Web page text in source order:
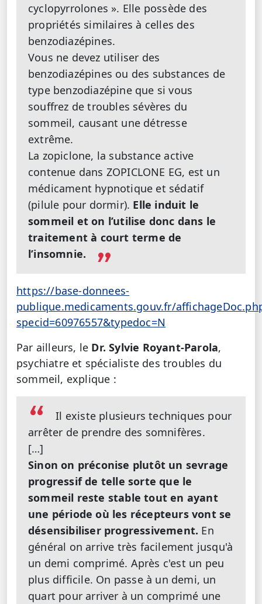
cyclopyrrolones ». Elle possède des
propriétés similaires à celles des
benzodiazépines.
Vous ne devez utiliser des
benzodiazépines ou des substances de
type benzodiazépine que si vous
souffrez de troubles sévères du
sommeil, causant une détresse
extrême.
La zopiclone, la substance active
contenue dans ZOPICLONE EG, est un
médicament hypnotique et sédatif
(pilule pour dormir). Elle induit le
sommeil et on l’utilise donc dans le
traitement à court terme de
l’insomnie.
https://base-donnees-
publique.medicaments.gouv.fr/
specid=60976557&typedoc=N
Par ailleurs, le Dr. Sylvie Royant-Parola,
psychiatre et spécialiste des troubles du
sommeil, explique :
Il existe plusieurs techniques pour
arrêter de prendre des somnifères.
[…]
Sinon on préconise plutôt un sevrage
progressif de telle sorte que le
sommeil reste stable tout en ayant
une période où les récepteurs vont se
désensibiliser progressivement. En
général on arrive très facilement jusqu'à
un demi comprimé. Après c'est un peu
plus difficile. On passe à un demi, un
quart pour arriver à un comprimé une